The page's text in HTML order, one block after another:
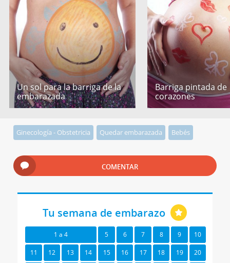
Un sol para la barriga de la
embarazada
Barriga pintada de
corazones
Ginecología - Obstetricia Quedar embarazada Bebés
COMENTAR
Tu semana de embarazo
1 a 4 5 6 7 8 9 10
11 12 13 14 15 16 17 18 19 20